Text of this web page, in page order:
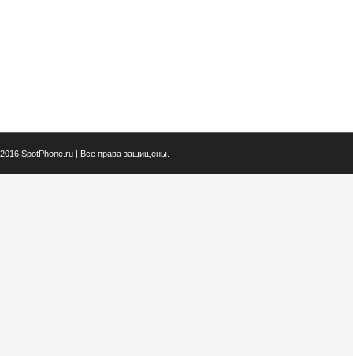
2016 SpotPhone.ru | Все права защищены.